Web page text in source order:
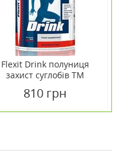
Flexit Drink полуниця
захист суглобів ТМ
810 грн